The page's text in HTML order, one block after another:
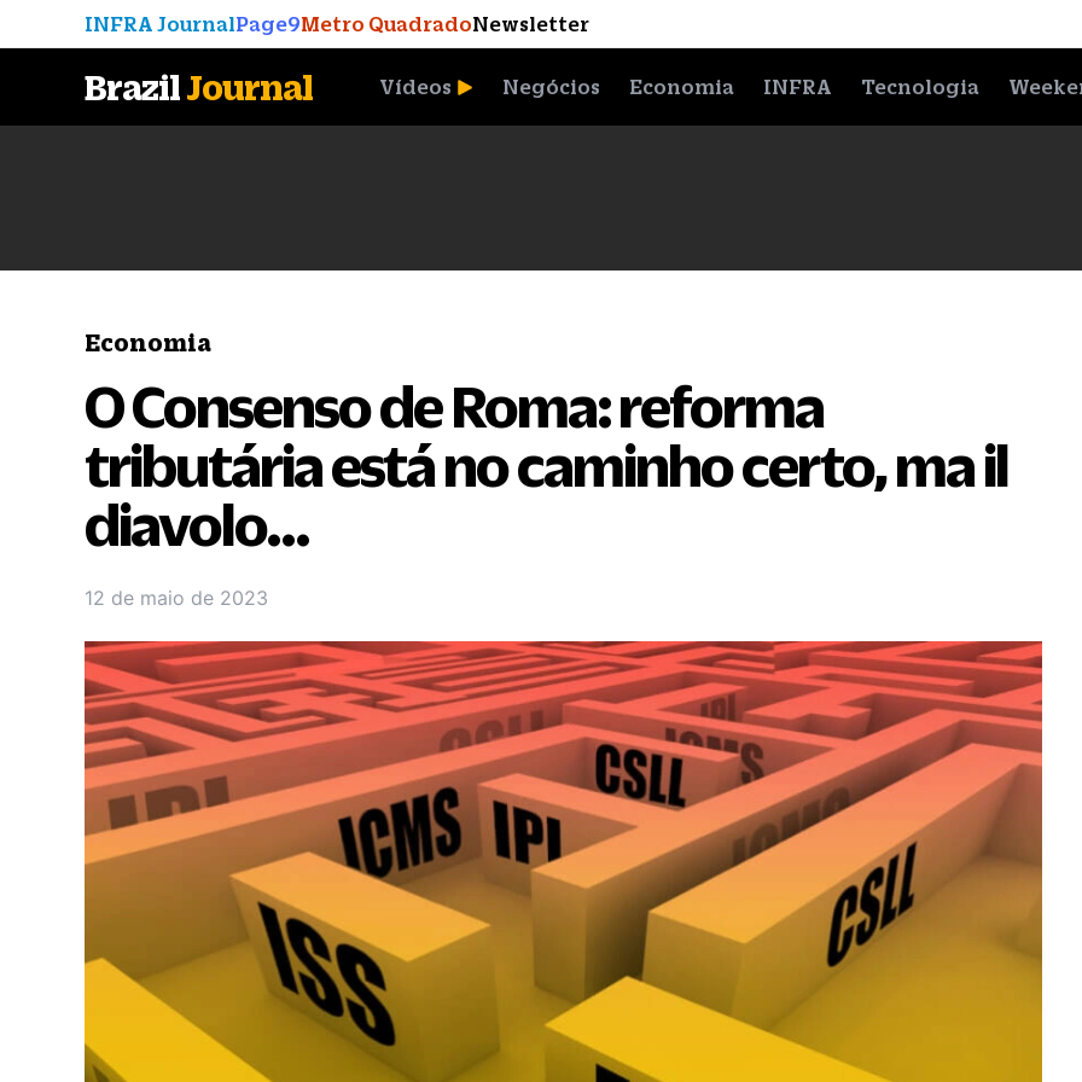
INFRA JournalPage9Metro QuadradoNewsletter
BrazilJournal Vídeos Negócios Economia INFRA Tecnologia
Economia
O Consenso de Roma: reforma
tributária está no caminho certo, ma il
diavolo…
12 de maio de 2023